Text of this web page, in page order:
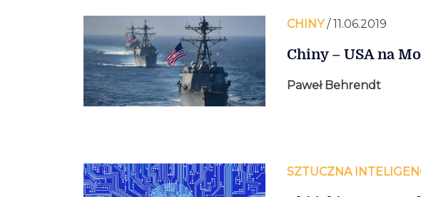
CHINY/ 11.06.2019
Chiny – USA na
Paweł Behrendt
SZTUCZNA